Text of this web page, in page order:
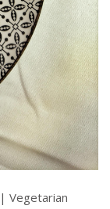
| Vegetarian